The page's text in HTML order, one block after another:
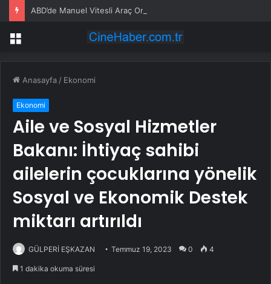
ABD’de Manuel Vitesli Araç Oranı %0,6’ya Düştü
Menü
Anasayfa / Ekonomi
Ekonomi
Aile ve Sosyal Hizmetler
Bakanı: İhtiyaç sahibi
ailelerin çocuklarına yönelik
Sosyal ve Ekonomik Destek
miktarı artırıldı
GÜLPERİ EŞKAZAN Temmuz 19, 2023 0 4
1 dakika okuma süresi